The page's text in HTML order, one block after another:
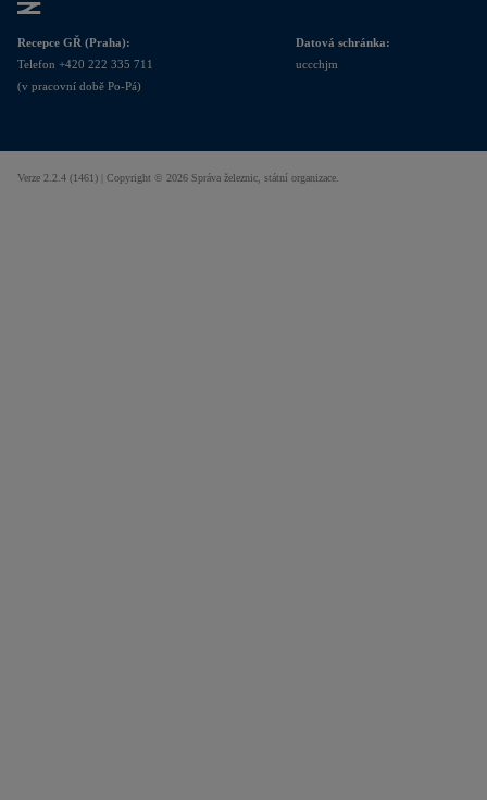
Recepce GŘ (Praha):
Telefon +420 222 335 711
(v pracovní době Po-Pá)
Datová schránka:
uccchjm
Verze 2.2.4 (1461) | Copyright © 2026 Správa železnic, státní organizace.